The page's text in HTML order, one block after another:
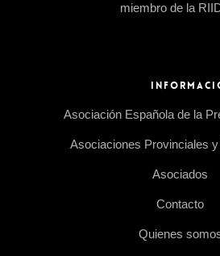
miembro de la
Asociación Española de la
Asociaciones Provinciales
Asociados
Contacto
Quienes